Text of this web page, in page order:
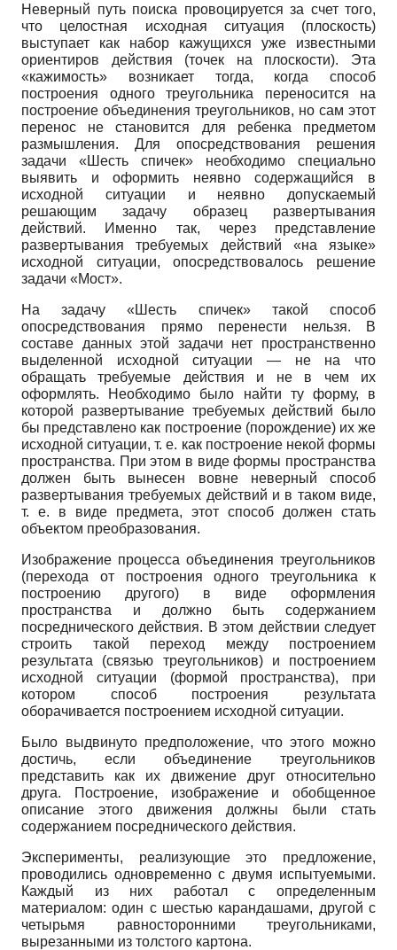
Неверный путь поиска провоцируется за счет того,
что целостная исходная ситуация (плоскость)
выступает как набор кажущихся уже известными
ориентиров действия (точек на плоскости). Эта
«кажимость» возникает тогда, когда способ
построения одного треугольника переносится на
построение объединения треугольников, но сам этот
перенос не становится для ребенка предметом
размышления. Для опосредствования решения
задачи «Шесть спичек» необходимо специально
выявить и оформить неявно содержащийся в
исходной ситуации и неявно допускаемый
решающим задачу образец развертывания
действий. Именно так, через представление
развертывания требуемых действий «на языке»
исходной ситуации, опосредствовалось решение
задачи «Мост».
На задачу «Шесть спичек» такой способ
опосредствования прямо перенести нельзя. В
составе данных этой задачи нет пространственно
выделенной исходной ситуации — не на что
обращать требуемые действия и не в чем их
оформлять. Необходимо было найти ту форму, в
которой развертывание требуемых действий было
бы представлено как построение (порождение) их же
исходной ситуации, т. е. как построение некой формы
пространства. При этом в виде формы пространства
должен быть вынесен вовне неверный способ
развертывания требуемых действий и в таком виде,
т. е. в виде предмета, этот способ должен стать
объектом преобразования.
Изображение процесса объединения треугольников
(перехода от построения одного треугольника к
построению другого) в виде оформления
пространства и должно быть содержанием
посреднического действия. В этом действии следует
строить такой переход между построением
результата (связью треугольников) и построением
исходной ситуации (формой пространства), при
котором способ построения результата
оборачивается построением исходной ситуации.
Было выдвинуто предположение, что этого можно
достичь, если объединение треугольников
представить как их движение друг относительно
друга. Построение, изображение и обобщенное
описание этого движения должны были стать
содержанием посреднического действия.
Эксперименты, реализующие это предложение,
проводились одновременно с двумя испытуемыми.
Каждый из них работал с определенным
материалом: один с шестью карандашами, другой с
четырьмя равносторонними треугольниками,
вырезанными из толстого картона.